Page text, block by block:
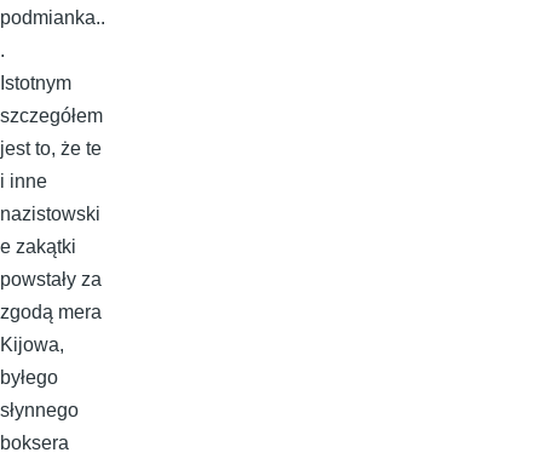
podmianka..
.
Istotnym
szczegółem
jest to, że te
i inne
nazistowski
e zakątki
powstały za
zgodą mera
Kijowa,
byłego
słynnego
boksera